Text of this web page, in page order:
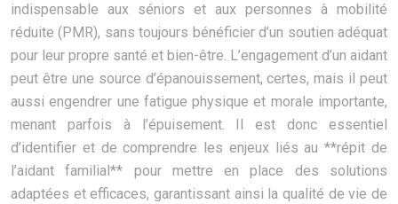
indispensable aux séniors et aux personnes à mobilité
réduite (PMR), sans toujours bénéficier d’un soutien adéquat
pour leur propre santé et bien-être. L’engagement d’un aidant
peut être une source d’épanouissement, certes, mais il peut
aussi engendrer une fatigue physique et morale importante,
menant parfois à l’épuisement. Il est donc essentiel
d’identifier et de comprendre les enjeux liés au **répit de
l’aidant familial** pour mettre en place des solutions
adaptées et efficaces, garantissant ainsi la qualité de vie de